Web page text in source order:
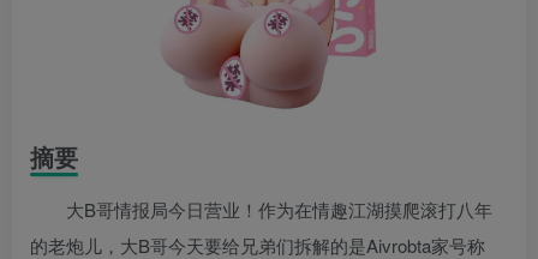
摘要
大B哥情报局今日营业！作为在情趣江湖摸爬滚打八年
的老炮儿，大B哥今天要给兄弟们拆解的是Aivrobta家号称